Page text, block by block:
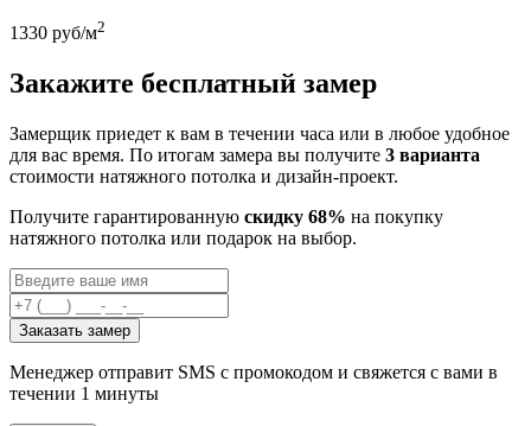
1330 руб/м2
Закажите бесплатный замер
Замерщик приедет к вам в течении часа или в любое удобное
для вас время. По итогам замера вы получите 3 варианта
стоимости натяжного потолка и дизайн-проект.
Получите гарантированную скидку 68% на покупку
натяжного потолка или подарок на выбор.
Заказать замер
Менеджер отправит SMS с промокодом и свяжется с вами в
течении 1 минуты